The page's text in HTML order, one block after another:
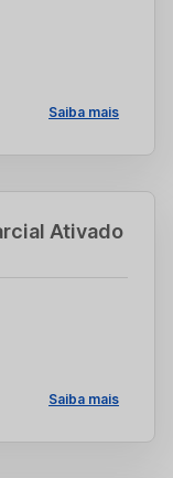
Saiba mais
Ativado
Saiba mais